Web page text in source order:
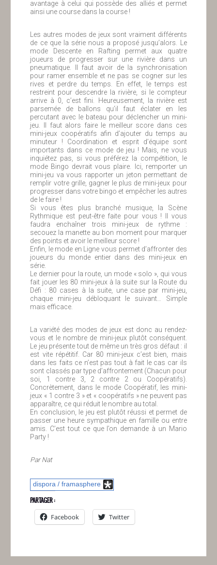
avantage à celui qui possède des alliés et permet
ainsi une course dans la course !
Les autres modes de jeux sont vraiment différents
de ce que la série nous a proposé jusqu’alors. Le
mode Descente en Rafting permet aux quatre
joueurs de progresser sur une rivière dans un
pneumatique. Il faut avoir de la synchronisation
pour ramer ensemble et ne pas se cogner sur les
rives et perdre du temps. En effet, le temps est
restreint pour descendre la rivière, si le compteur
arrive à 0, c’est fini. Heureusement, la rivière est
parsemée de ballons qu’il faut éclater en les
percutant avec le bateau pour déclencher un mini-
jeu. Il faut alors faire le meilleur score dans ces
mini-jeux coopératifs afin d’ajouter du temps au
minuteur ! Coordination et esprit d’équipe sont
importants dans ce mode de jeu ! Mais, ne vous
inquiétez pas, si vous préférez la compétition, le
mode Bingo devrait vous plaire. Ici, remporter un
mini-jeu va vous rapporter un jeton permettant de
remplir votre grille, gagner le plus de mini-jeux pour
progresser dans votre bingo et empêcher les autres
de le faire !
Si vous êtes plus branché musique, la Scène
Rythmique est peut-être faite pour vous ! Il vous
faudra enchaîner trois mini-jeux de rythme :
secouez la manette au bon moment pour marquer
des points et avoir le meilleur score !
Enfin, le mode en Ligne vous permet d’affronter des
joueurs du monde entier dans des mini-jeux en
série.
Le dernier pour la route, un mode « solo », qui vous
fait jouer les 80 mini-jeux à la suite sur la Route du
Défi : 80 cases à la suite, une case par mini-jeu,
chaque mini-jeu débloquant le suivant… Simple
mais efficace.
La variété des modes de jeux est donc au rendez-
vous et le nombre de mini-jeux plutôt conséquent.
Le jeu présente tout de même un très gros défaut : il
est vite répétitif. Car 80 mini-jeux c’est bien, mais
dans les faits ce n’est pas tout à fait le cas car ils
sont classés par type d’affrontement (Chacun pour
soi, 1 contre 3, 2 contre 2 ou Coopératifs).
Concrètement, dans le mode Coopératif, les mini-
jeux « 1 contre 3 » et « coopératifs » ne peuvent pas
apparaître, ce qui réduit le nombre au total.
En conclusion, le jeu est plutôt réussi et permet de
passer une heure sympathique en famille ou entre
amis. C’est tout ce que l’on demande à un Mario
Party !
Par Nat
dispora / framasphere
PARTAGER :
Facebook
Twitter